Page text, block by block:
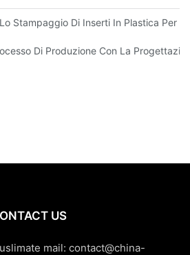
E Multi-Materiale
Stampaggio Di Inserti In Plastica Per
Di Produzione Con La
US
mail:contact@china-